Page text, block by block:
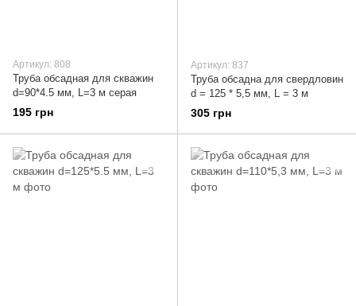
Артикул: 808
Труба обсадная для скважин
d=90*4.5 мм, L=3 м серая
195 грн
Артикул: 837
Труба обсадна для свердловин
d = 125 * 5,5 мм, L = 3 м
305 грн